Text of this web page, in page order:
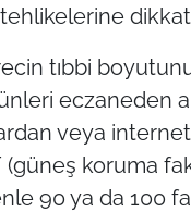
tehlikelerine
tıbbi
eczaneden
veya
(güneş koruma
90 ya da 100